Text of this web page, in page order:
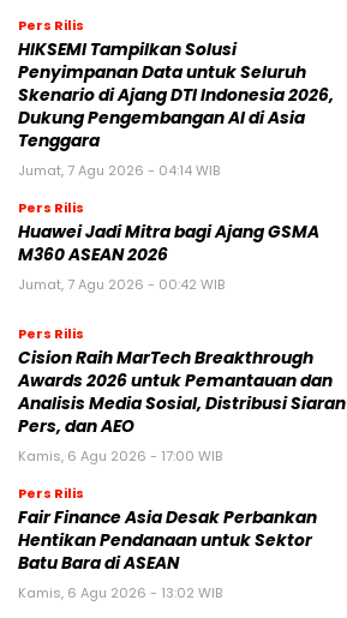
Pers Rilis
HIKSEMI Tampilkan Solusi
Penyimpanan Data untuk Seluruh
Skenario di Ajang DTI Indonesia 2026,
Dukung Pengembangan AI di Asia
Tenggara
Jumat, 7 Agu 2026 - 04:14 WIB
Pers Rilis
Huawei Jadi Mitra bagi Ajang GSMA
M360 ASEAN 2026
Jumat, 7 Agu 2026 - 00:42 WIB
Pers Rilis
Cision Raih MarTech Breakthrough
Awards 2026 untuk Pemantauan dan
Analisis Media Sosial, Distribusi Siaran
Pers, dan AEO
Kamis, 6 Agu 2026 - 17:00 WIB
Pers Rilis
Fair Finance Asia Desak Perbankan
Hentikan Pendanaan untuk Sektor
Batu Bara di ASEAN
Kamis, 6 Agu 2026 - 13:02 WIB